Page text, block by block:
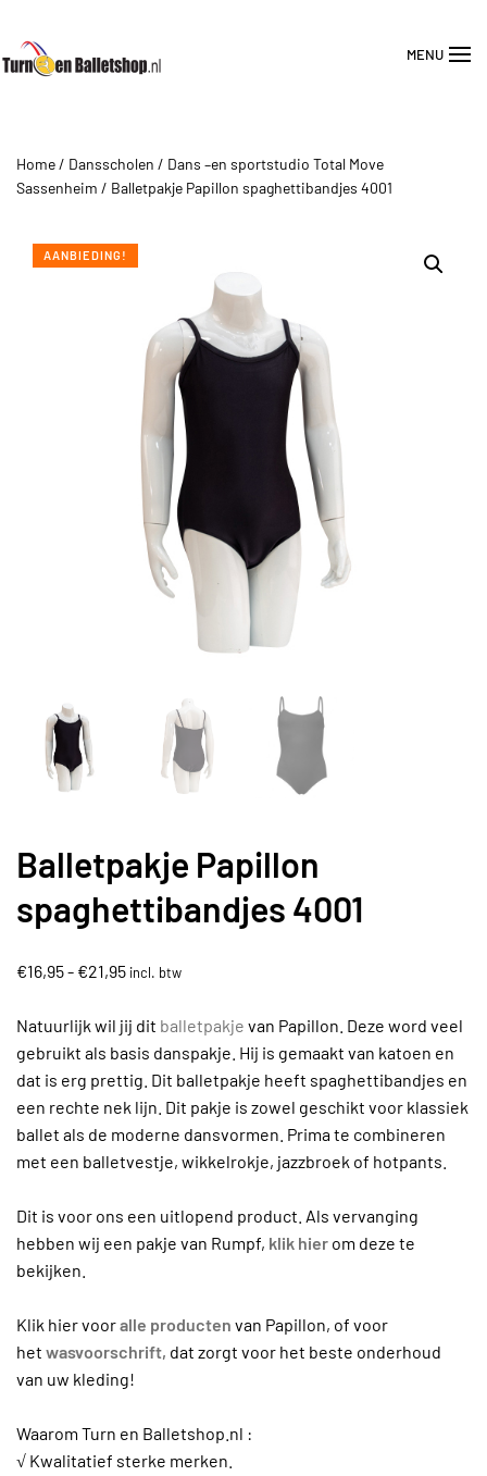
Overslaan en naar de inhoud gaan MENU
Home/ Dansscholen / Dans –en sportstudio Total Move
Sassenheim / Balletpakje Papillon spaghettibandjes 4001
AANBIEDING!
Balletpakje Papillon
spaghettibandjes 4001
€16,95- €21,95Prijsklasse:
tot
€21,95
incl. btw
Natuurlijk wil jij dit balletpakje van Papillon. Deze word veel
gebruikt als basis danspakje. Hij is gemaakt van katoen en
dat is erg prettig. Dit balletpakje heeft spaghettibandjes en
een rechte nek lijn. Dit pakje is zowel geschikt voor klassiek
ballet als de moderne dansvormen. Prima te combineren
met een balletvestje, wikkelrokje, jazzbroek of hotpants.
Dit is voor ons een uitlopend product. Als vervanging
hebben wij een pakje van Rumpf, klik hier om deze te
bekijken.
Klik hier vooralle producten van Papillon, of voor
het wasvoorschrift, dat zorgt voor het beste onderhoud
van uw kleding!
Waarom Turn en Balletshop.nl :
√ Kwalitatief sterke merken.